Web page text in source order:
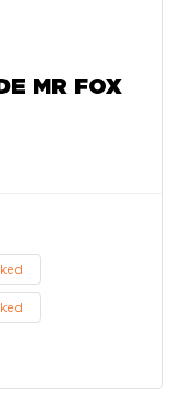
MR FOX